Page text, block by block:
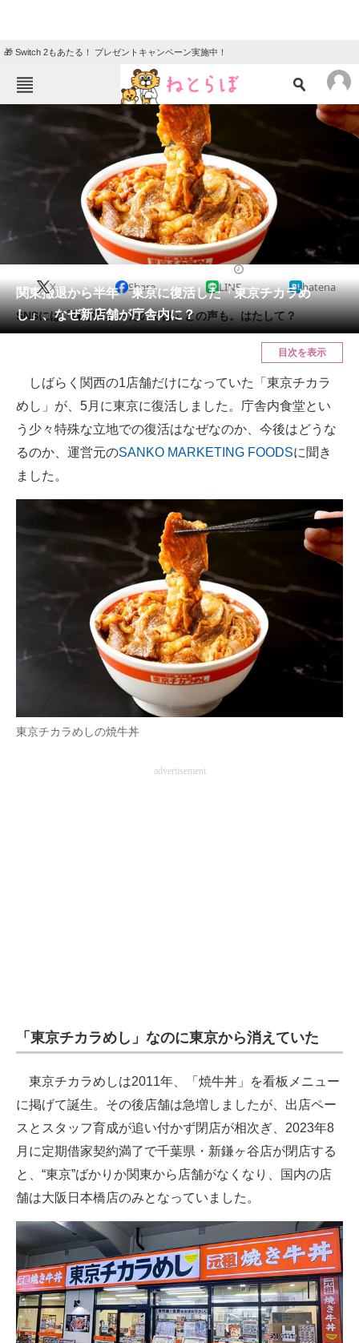
🎁 Switch 2もあたる！ プレゼントキャンペーン実施中！
ねとらぼメニュー
ニュース
クイズ
地域
教育・育児
リサーチ
会員記事
メディア
ITの今と未来を見通す
スマホと通信の最新トレンド
進化するPCとデバイスの未来
AI活用のいまが分かる
企業ITのトレンドを詳説
経営リーダーのコミュニティ
マーケ×ITの今がよく分かる
ITエンジニア向け専門サイト
企業向けIT製品の総合サイト
IT製品の技術・比較・事例
関東撤退から半年 東京に復活した「東京チカラめ
し」、なぜ新店舗が庁舎内に？
X Share LINE hatena
SNSには「味が変わったのでは」との声も。はたして？
目次を表示
しばらく関西の1店舗だけになっていた「東京チカラ
めし」が、5月に東京に復活しました。庁舎内食堂とい
う少々特殊な立地での復活はなぜなのか、今後はどうな
るのか、運営元のSANKO MARKETING FOODSに聞き
ました。
東京チカラめしの焼牛丼
advertisement
「東京チカラめし」なのに東京から消えていた
東京チカラめしは2011年、「焼牛丼」を看板メニュー
に掲げて誕生。その後店舗は急増しましたが、出店ペー
スとスタッフ育成が追い付かず閉店が相次ぎ、2023年8
月に定期借家契約満了で千葉県・新鎌ヶ谷店が閉店する
と、“東京”ばかりか関東から店舗がなくなり、国内の店
舗は大阪日本橋店のみとなっていました。